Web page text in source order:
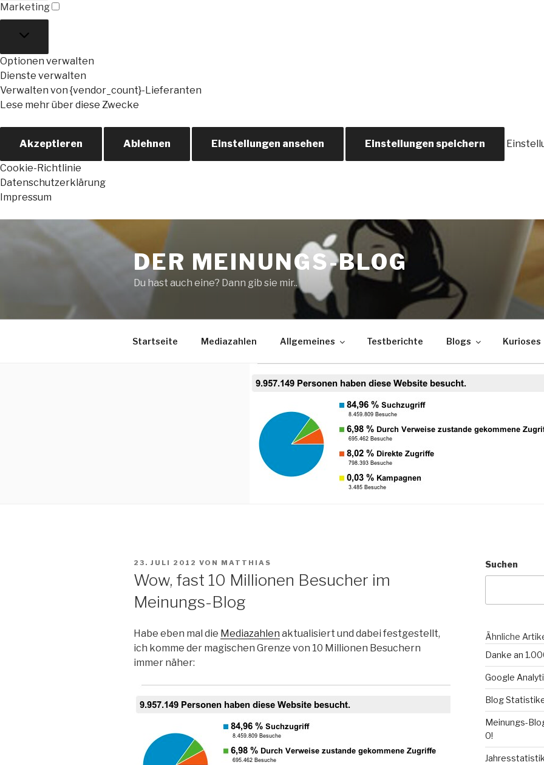
Marketing
Optionen verwalten
Dienste verwalten
Verwalten von {vendor_count}-Lieferanten
Lese mehr über diese Zwecke
Akzeptieren Ablehnen Einstellungen ansehen Einstellungen speichern
Cookie-Richtlinie
Datenschutzerklärung
Impressum
springen
DER MEINUNGS-BLOG
Du hast auch eine? Dann gib sie mir..
Startseite Mediazahlen Allgemeines Testberichte Blogs Kurioses
VERÖFFENTLICHT
23. JULI 2012 VON MATTHIAS
Wow, fast 10 Millionen Besucher im
Meinungs-Blog
Habe eben mal die Mediazahlen aktualisiert und dabei festgestellt,
ich komme der magischen Grenze von 10 Millionen Besuchern
immer näher:
Suchen
Ähnliche
Danke an
Google
Blog
Meinungs-
0!